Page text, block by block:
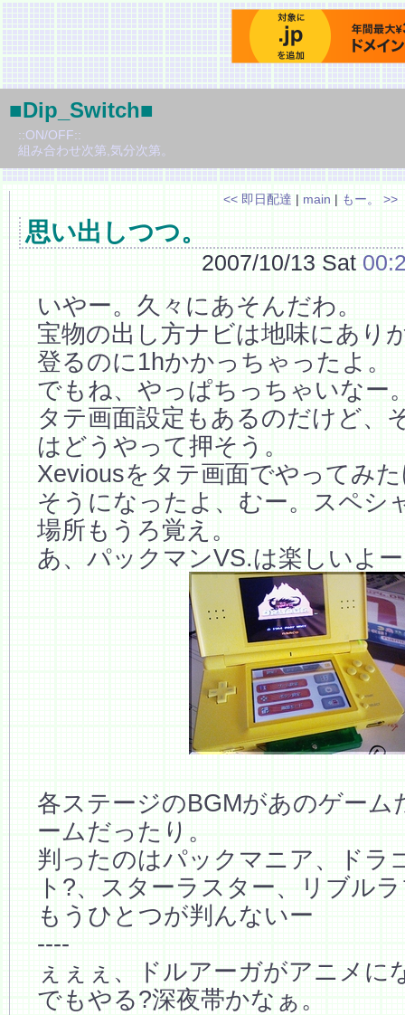
■Dip_Switch■
::ON/OFF::
組み合わせ次第,気分次第。
<< 即日配達 | main | もー。 >>
思い出しつつ。
2007/10/13 Sat
いやー。久々にあそんだわ。
宝物の出し方ナビは地味にあり
登るのに1hかかっちゃったよ。
でもね、やっぱちっちゃいなー
タテ画面設定もあるのだけど、
はどうやって押そう。
Xeviousをタテ画面でやってみ
そうになったよ、むー。スペシ
場所もうろ覚え。
あ、パックマンVS.は楽しいよー
各ステージのBGMがあのゲーム
ームだったり。
判ったのはパックマニア、ドラ
ト?、スターラスター、リブル
もうひとつが判んないー
----
ぇぇぇ、ドルアーガがアニメに
でもやる?深夜帯かなぁ。